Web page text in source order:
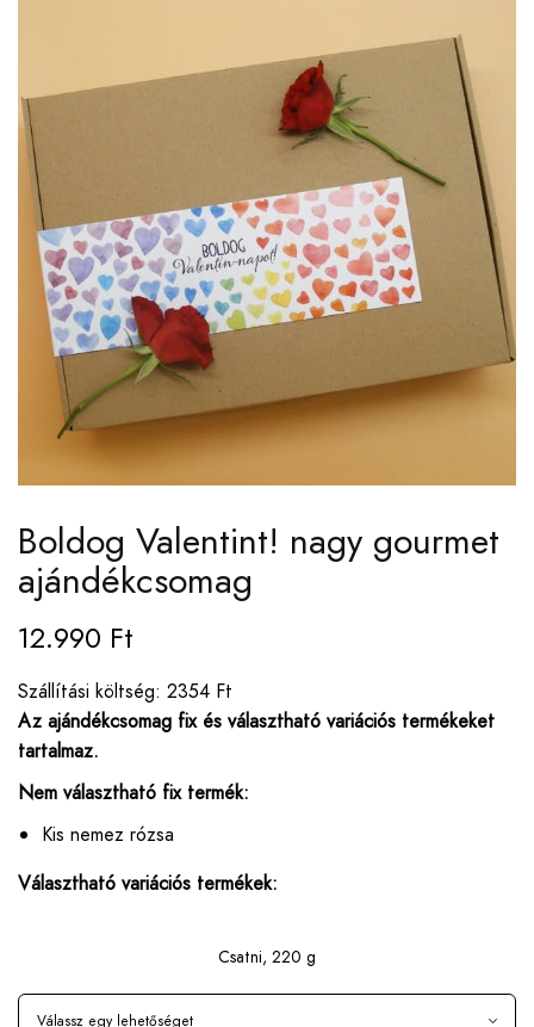
Boldog Valentint! nagy gourmet
ajándékcsomag
12.990 Ft
Szállítási költség: 2354 Ft
Az ajándékcsomag fix és választható variációs termékeket
tartalmaz.
Nem választható fix termék:
Kis nemez rózsa
Választható variációs termékek:
Csatni, 220 g